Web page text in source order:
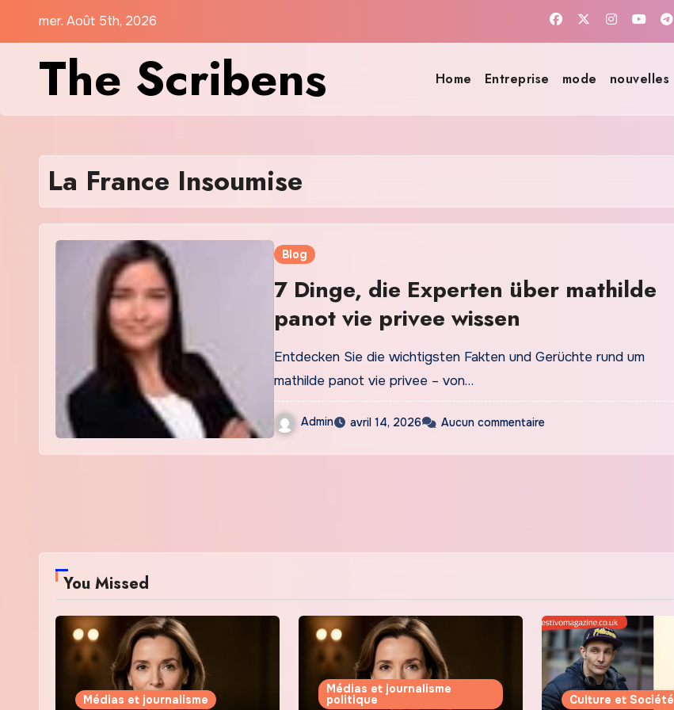
mer. Août 5th, 2026
The Scribens Home Entreprise mode nouvelles
La France Insoumise
Blog
7 Dinge, die Experten über mathilde
panot vie privee wissen
Entdecken Sie die wichtigsten Fakten und Gerüchte rund um
mathilde panot vie privee – von…
Admin avril 14, 2026 Aucun commentaire
You Missed
Médias et journalisme
Médias et journalisme
politique Culture et Société